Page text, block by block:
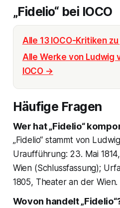
„Fidelio“ bei IOCO
Alle 13 IOCO-Kritiken
Alle Werke von Ludwig
IOCO →
Häufige Fragen
Wer hat „Fidelio“
„Fidelio“ stammt von
Uraufführung: 23. Mai
Wien (Schlussfassung);
1805, Theater an der Wien.
Wovon handelt